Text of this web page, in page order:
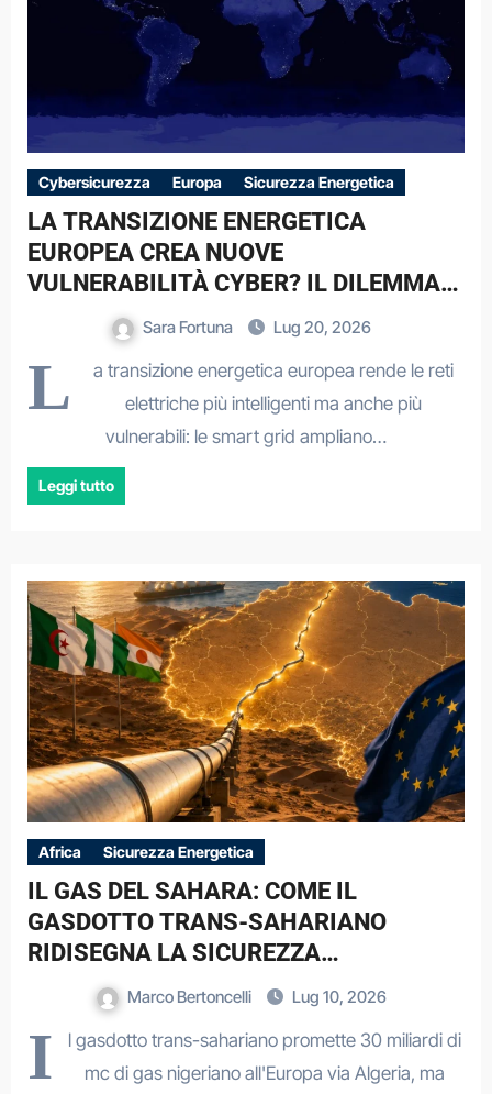
Cybersicurezza Europa Sicurezza Energetica
LA TRANSIZIONE ENERGETICA
EUROPEA CREA NUOVE
VULNERABILITÀ CYBER? IL DILEMMA
STRATEGICO DELLE SMART GRID
Sara Fortuna Lug 20, 2026
L
a transizione energetica europea rende le reti
elettriche più intelligenti ma anche più
vulnerabili: le smart grid ampliano…
Leggi tutto
Africa Sicurezza Energetica
IL GAS DEL SAHARA: COME IL
GASDOTTO TRANS-SAHARIANO
RIDISEGNA LA SICUREZZA
ENERGETICA EUROPEA
Marco Bertoncelli Lug 10, 2026
I
l gasdotto trans-sahariano promette 30 miliardi di
mc di gas nigeriano all'Europa via Algeria, ma